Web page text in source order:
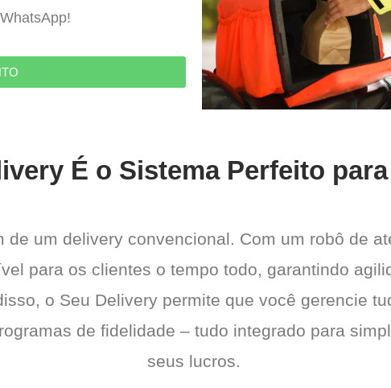
É o Sistema Perfeito
de um delivery convencional. Com um robô de
para os clientes o tempo todo, garantindo
o Seu Delivery permite que você gerencie
de fidelidade – tudo integrado para
seus lucros.